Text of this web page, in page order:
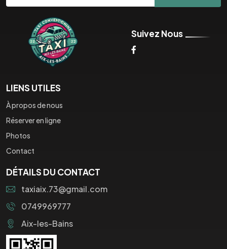
Suivez Nous
LIENS UTILES
À propos de nous
Réserver en ligne
Photos
Contact
DÉTAILS DU CONTACT
taxiaix.73@gmail.com
0749969777
Aix-les-Bains